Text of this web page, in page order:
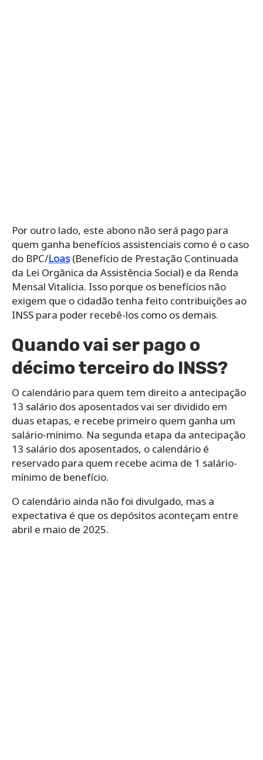
Por outro lado, este abono não será pago para
quem ganha benefícios assistenciais como é o caso
do BPC/Loas(Benefício de Prestação Continuada
da Lei Orgânica da Assistência Social) e da Renda
Mensal Vitalícia. Isso porque os benefícios não
exigem que o cidadão tenha feito contribuições ao
INSS para poder recebê-los como os demais.
Quando vai ser pago o
décimo terceiro do INSS?
O calendário para quem tem direito a antecipação
13 salário dos aposentados vai ser dividido em
duas etapas, e recebe primeiro quem ganha um
salário-mínimo. Na segunda etapa da antecipação
13 salário dos aposentados, o calendário é
reservado para quem recebe acima de 1 salário-
mínimo de benefício.
O calendário ainda não foi divulgado, mas a
expectativa é que os depósitos aconteçam entre
abril e maio de 2025.